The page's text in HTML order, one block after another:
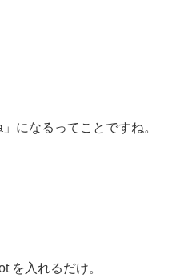
になるってことですね。
を入れるだけ。